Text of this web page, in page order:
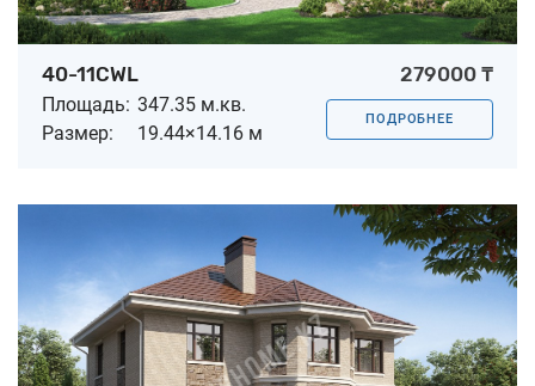
40-11CWL 279000 ₸
Площадь: 347.35 м.кв.
Размер:
19.44×14.16 м
ПОДРОБНЕЕ